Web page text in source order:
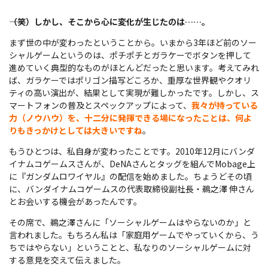
――（笑）しかし、そこから心に変化が生じたのは……。
まず世の中が変わったということから。いまから3年ほど前のソー
シャルゲームというのは、ポチポチとガラケーでボタンを押して
進めていく典型的なものがほとんどだったと思います。考えてみれ
ば、ガラケーではポリゴン描写どころか、重厚な世界観やクオリ
ティの高い演出が、結果として実現が難しかったです。しかし、ス
マートフォンの普及とスペックアップによって、 我々が持っている
力（ノウハウ）を、十二分に発揮できる場になったことは、何よ
りもきっかけとしては大きいですね。
もうひとつは、私自身が変わったことです。2010年12月にバンダ
イナムコゲームスさんが、DeNAさんとタッグを組んでMobage上
に『ガンダムロワイヤル』の配信を始めました。ちょうどその頃
に、バンダイナムコゲームスの代表取締役副社長・鵜之澤 伸さん
とお会いする機会があったんです。
その席で、鵜之澤さんに「ソーシャルゲームはやらないのか」と
言われました。もちろん私は「家庭用ゲームでやっていくから、う
ちではやらない」ということと、私なりのソーシャルゲームに対
する意見を交えて伝えました。